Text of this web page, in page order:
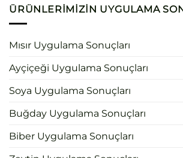
ÜRÜNLERIMIZIN UYGULAMA
Mısır Uygulama Sonuçları
Ayçiçeği Uygulama Sonuçları
Soya Uygulama Sonuçları
Buğday Uygulama Sonuçları
Biber Uygulama Sonuçları